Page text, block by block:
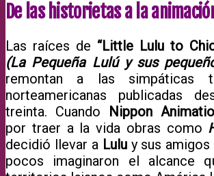
De las historietas a la
Las raíces de “Little Lulu to
(La Pequeña Lulú y sus
remontan a las simpáticas
norteamericanas publicadas
treinta. Cuando Nippon
por traer a la vida obras como
decidió llevar a Luluy sus amigos
pocos imaginaron el alcance